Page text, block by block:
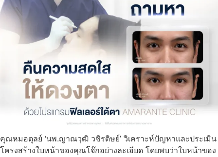
คุณหมอตุลย์ ‘นพ.ญาณวุฒิ วชิรดิษย์’ วิเคราะห์ปัญหาและประเมิน
โครงสร้างใบหน้าของคุณโจ๊กอย่างละเอียด โดยพบว่าใบหน้าของ